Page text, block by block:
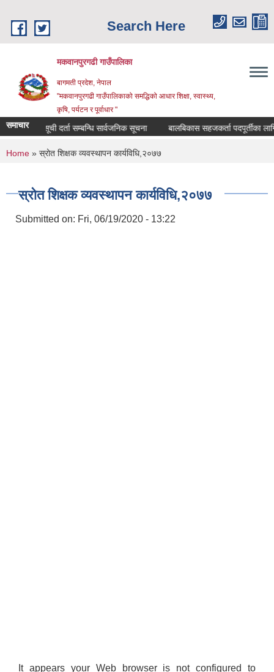
Search Here
मकवानपुरगढी गाउँपालिका
बागमती प्रदेश, नेपाल
"मकवानपुरगढी गाउँपालिकाको समद्धिको आधार शिक्षा, स्‍वास्‍थ्‍य,
कृषि, पर्यटन र पूर्वाधार "
समाचारसूची दर्ता सम्बन्धि सार्वजनिक सूचना बालबिकास सहजकर्ता पदपूर्तीका लागि
You are here
Home » स्रोत शिक्षक व्यवस्थापन कार्यविधि,२०७७
स्रोत शिक्षक व्यवस्थापन कार्यविधि,२०७७
Submitted on: Fri, 06/19/2020 - 13:22
It appears your Web browser is not configured to